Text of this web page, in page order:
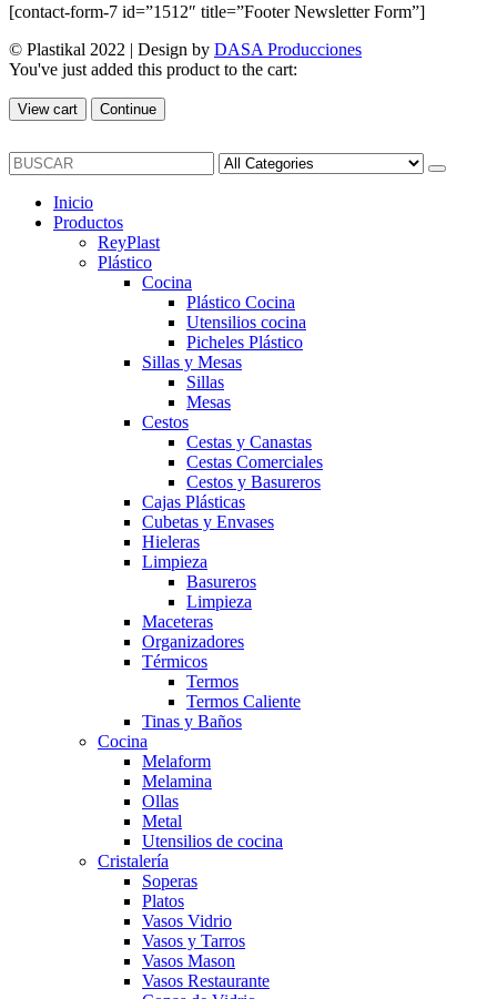
[contact-form-7 id=”1512″ title=”Footer Newsletter Form”]
© Plastikal 2022 | Design by DASA Producciones
You've just added this product to the cart:
View cart Continue
Inicio
Productos
ReyPlast
Plástico
Cocina
Plástico Cocina
Utensilios cocina
Picheles Plástico
Sillas y Mesas
Sillas
Mesas
Cestos
Cestas y Canastas
Cestas Comerciales
Cestos y Basureros
Cajas Plásticas
Cubetas y Envases
Hieleras
Limpieza
Basureros
Limpieza
Maceteras
Organizadores
Térmicos
Termos
Termos Caliente
Tinas y Baños
Cocina
Melaform
Melamina
Ollas
Metal
Utensilios de cocina
Cristalería
Soperas
Platos
Vasos Vidrio
Vasos y Tarros
Vasos Mason
Vasos Restaurante